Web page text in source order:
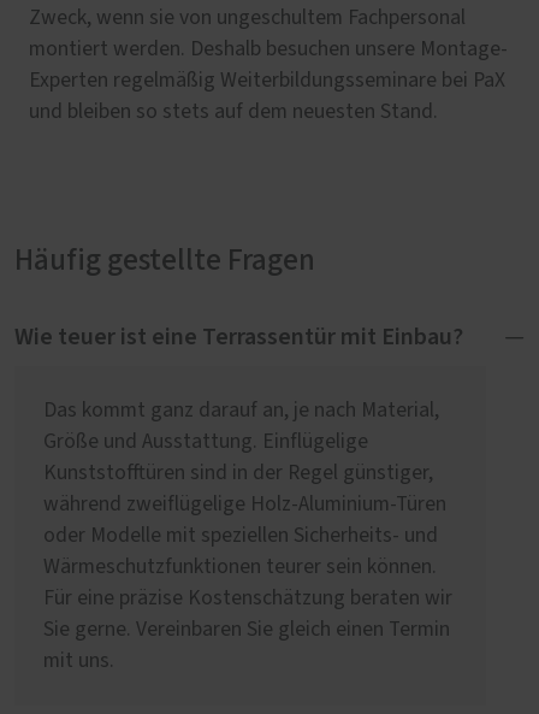
Zweck, wenn sie von ungeschultem Fachpersonal
montiert werden. Deshalb besuchen unsere Montage-
Experten regelmäßig Weiterbildungsseminare bei PaX
und bleiben so stets auf dem neuesten Stand.
Häufig gestellte Fragen
Wie teuer ist eine Terrassentür mit Einbau?
Das kommt ganz darauf an, je nach Material,
Größe und Ausstattung. Einflügelige
Kunststofftüren sind in der Regel günstiger,
während zweiflügelige Holz-Aluminium-Türen
oder Modelle mit speziellen Sicherheits- und
Wärmeschutzfunktionen teurer sein können.
Für eine präzise Kostenschätzung beraten wir
Sie gerne. Vereinbaren Sie gleich einen Termin
mit uns.